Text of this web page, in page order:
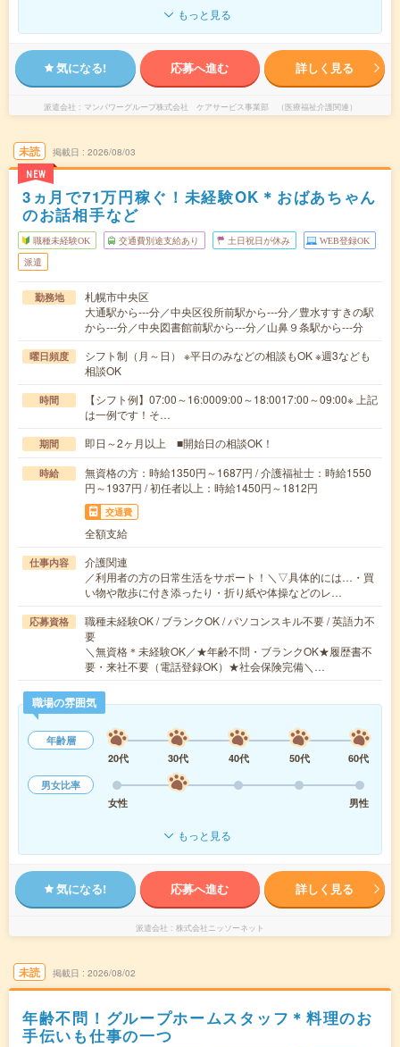
もっと見る
気になる! 応募へ進む 詳しく見る
派遣会社 マンパワーグループ株式会社 ケアサービス事業部 （医療福祉介護関連）
未読
NEW
掲載日 2026/08/03
3ヵ月で71万円稼ぐ！未経験OK＊おばあちゃん
のお話相手など
職種未経験OK 交通費別途支給あり 土日祝日が休み WEB登録OK
派遣
勤務地
札幌市中央区
大通駅から---分／中央区役所前駅から---分／豊水すすきの駅
から---分／中央図書館前駅から---分／山鼻９条駅から---分
曜日頻度
シフト制（月～日） ※平日のみなどの相談もOK ※週3なども
相談OK
時間
【シフト例】07:00～16:0009:00～18:0017:00～09:00※ 上記
は一例です！そ…
期間 即日～2ヶ月以上 ■開始日の相談OK！
時給
無資格の方：時給1350円～1687円 / 介護福祉士：時給1550
円～1937円 / 初任者以上：時給1450円～1812円
交通費
全額支給
仕事内容
介護関連
／利用者の方の日常生活をサポート！＼▽具体的には…・買
い物や散歩に付き添ったり・折り紙や体操などのレ…
応募資格
職種未経験OK / ブランクOK / パソコンスキル不要 / 英語力不
要
＼無資格＊未経験OK／★年齢不問・ブランクOK★履歴書不
要・来社不要（電話登録OK）★社会保険完備＼…
職場の雰囲気
年齢層
20代
30代 40代 50代
60代
男女比率
女性
男性
もっと見る
気になる! 応募へ進む 詳しく見る
派遣会社 株式会社ニッソーネット
未読 掲載日 2026/08/02
年齢不問！グループホームスタッフ＊料理のお
手伝いも仕事の一つ